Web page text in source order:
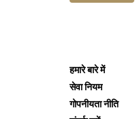
हमारे बारे में
सेवा नियम
गोपनीयता नीति